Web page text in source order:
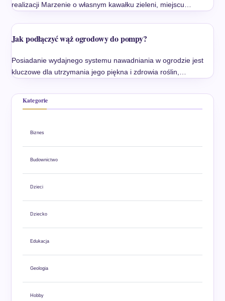
realizacji Marzenie o własnym kawałku zieleni, miejscu…
Jak podłączyć wąż ogrodowy do pompy?
Posiadanie wydajnego systemu nawadniania w ogrodzie jest
kluczowe dla utrzymania jego piękna i zdrowia roślin,…
Kategorie
Biznes
Budownictwo
Dzieci
Dziecko
Edukacja
Geologia
Hobby